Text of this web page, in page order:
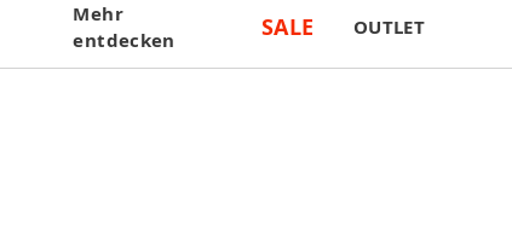
Mehr
entdecken
SALE OUTLET